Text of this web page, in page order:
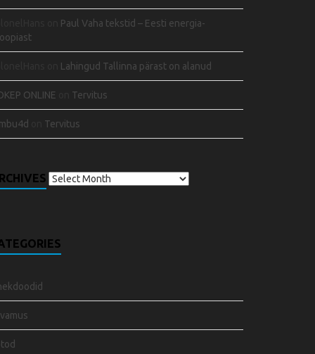
Paul Vaha tekstid – Eesti energia-
Lahingud Tallinna pärast on alanud
ONLINE Tervitus
Tervitus